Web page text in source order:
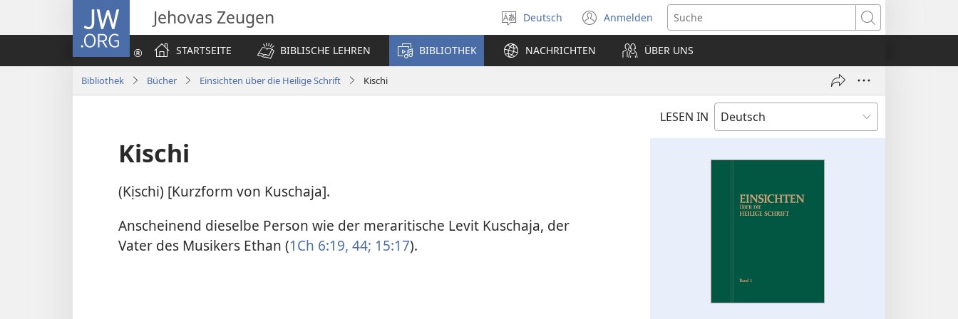
JW.ORG Jehovas Zeugen
Sprache
auswählen
Deutsch Anmelden
(öffnet
neues
Fenster)
Suche
STARTSEITE
BIBLISCHE LEHREN BIBLIOTHEK NACHRICHTEN ÜBER UNS
Bibliothek Bücher Einsichten über die Heilige Schrift Kischi
LESEN IN
Kischi
(Kịschi) [Kurzform von Kuschaja].
Anscheinend dieselbe Person wie der meraritische Levit Kuschaja, der
Vater des Musikers Ethan (1Ch 6:19, 44; 15:17).